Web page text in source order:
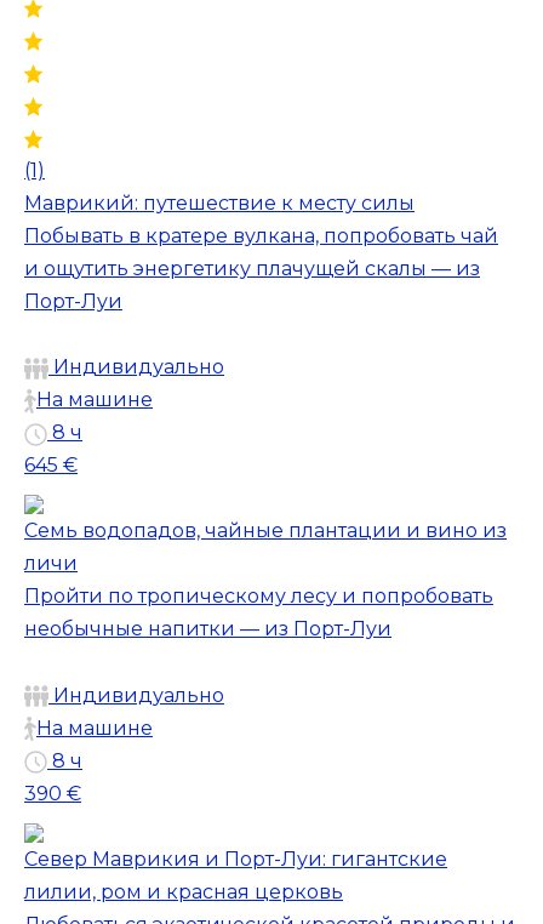
(1)
Маврикий: путешествие к месту силы
Побывать в кратере вулкана, попробовать чай
и ощутить энергетику плачущей скалы — из
Порт-Луи
Индивидуально
На машине
8 ч
645 €
Семь водопадов, чайные плантации и вино из
личи
Пройти по тропическому лесу и попробовать
необычные напитки — из Порт-Луи
Индивидуально
На машине
8 ч
390 €
Север Маврикия и Порт-Луи: гигантские
лилии, ром и красная церковь